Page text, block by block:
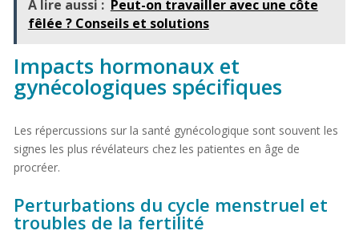
À lire aussi : Peut-on travailler avec une côte
fêlée ? Conseils et solutions
Impacts hormonaux et
gynécologiques spécifiques
Les répercussions sur la santé gynécologique sont souvent les
signes les plus révélateurs chez les patientes en âge de
procréer.
Perturbations du cycle menstruel et
troubles de la fertilité